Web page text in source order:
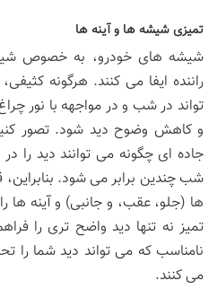
تمیزی شیشه ها و آینه ها
شیشه های خودرو، به خصوص
راننده ایفا می کنند. هرگونه
تواند در شب و در مواجهه با نور
و کاهش وضوح دید شود. تصور
جاده ای چگونه می توانند دید را
شب چندین برابر می شود.
ها (جلو، عقب، و جانبی) و آینه ها
تمیز نه تنها دید واضح تری را
نامناسب که می تواند دید شما را
می کنند.